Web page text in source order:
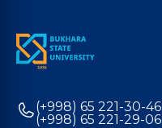
(+998) 65 221-30-46
(+998) 65 221-29-06